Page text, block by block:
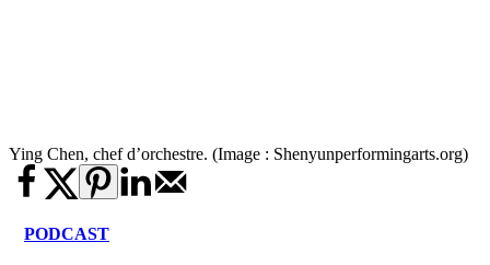
Ying Chen, chef d’orchestre. (Image : Shenyunperformingarts.org)
PODCAST